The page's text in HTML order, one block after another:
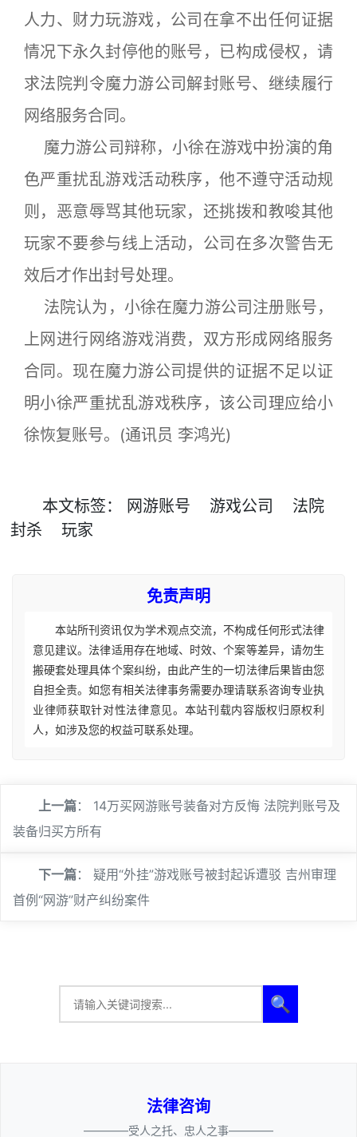
人力、财力玩游戏，公司在拿不出任何证据
情况下永久封停他的账号，已构成侵权，请
求法院判令魔力游公司解封账号、继续履行
网络服务合同。
魔力游公司辩称，小徐在游戏中扮演的角
色严重扰乱游戏活动秩序，他不遵守活动规
则，恶意辱骂其他玩家，还挑拨和教唆其他
玩家不要参与线上活动，公司在多次警告无
效后才作出封号处理。
法院认为，小徐在魔力游公司注册账号，
上网进行网络游戏消费，双方形成网络服务
合同。现在魔力游公司提供的证据不足以证
明小徐严重扰乱游戏秩序，该公司理应给小
徐恢复账号。(通讯员 李鸿光)
本文标签： 网游账号 游戏公司
法院
封杀
玩家
免责声明
本站所刊资讯仅为学术观点交流，不构成任何形式法律
意见建议。法律适用存在地域、时效、个案等差异，请勿生
搬硬套处理具体个案纠纷，由此产生的一切法律后果皆由您
自担全责。如您有相关法律事务需要办理请联系咨询专业执
业律师获取针对性法律意见。本站刊载内容版权归原权利
人，如涉及您的权益可联系处理。
上一篇： 14万买网游账号装备对方反悔 法院判账号及
装备归买方所有
下一篇： 疑用“外挂”游戏账号被封起诉遭驳 吉州审理
首例“网游”财产纠纷案件
🔍
法律咨询
————受人之托、忠人之事————